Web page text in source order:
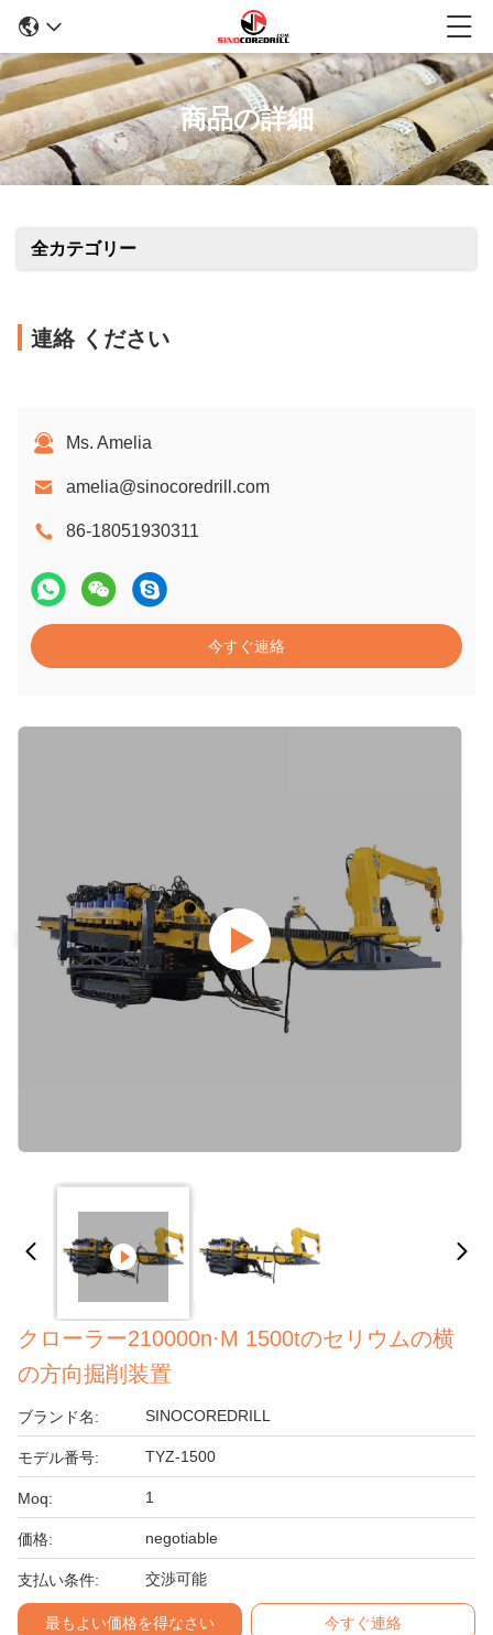
商品の詳細
全カテゴリー
連絡 ください
Ms. Amelia
amelia@sinocoredrill.com
86-18051930311
今すぐ連絡
クローラー210000n·M 1500tのセリウムの横
の方向掘削装置
ブランド名: SINOCOREDRILL
モデル番号: TYZ-1500
Moq: 1
価格: negotiable
支払い条件: 交渉可能
最もよい価格を得なさい 今すぐ連絡